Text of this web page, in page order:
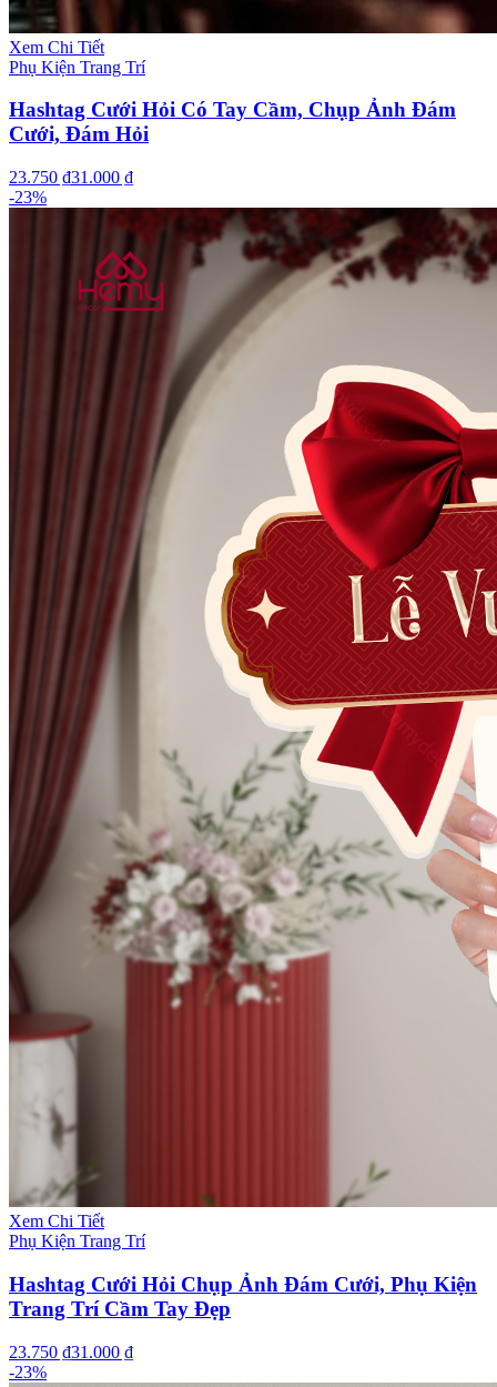
Xem Chi Tiết
Phụ Kiện Trang Trí
Hashtag Cưới Hỏi Có Tay Cầm, Chụp Ảnh Đám
Cưới, Đám Hỏi
23.750 ₫31.000 ₫
-23%
Xem Chi Tiết
Phụ Kiện Trang Trí
Hashtag Cưới Hỏi Chụp Ảnh Đám Cưới, Phụ Kiện
Trang Trí Cầm Tay Đẹp
23.750 ₫31.000 ₫
-23%